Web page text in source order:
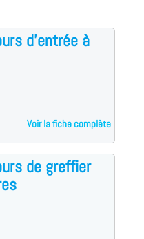
d'entrée à
Voir la fiche complète
de greffier